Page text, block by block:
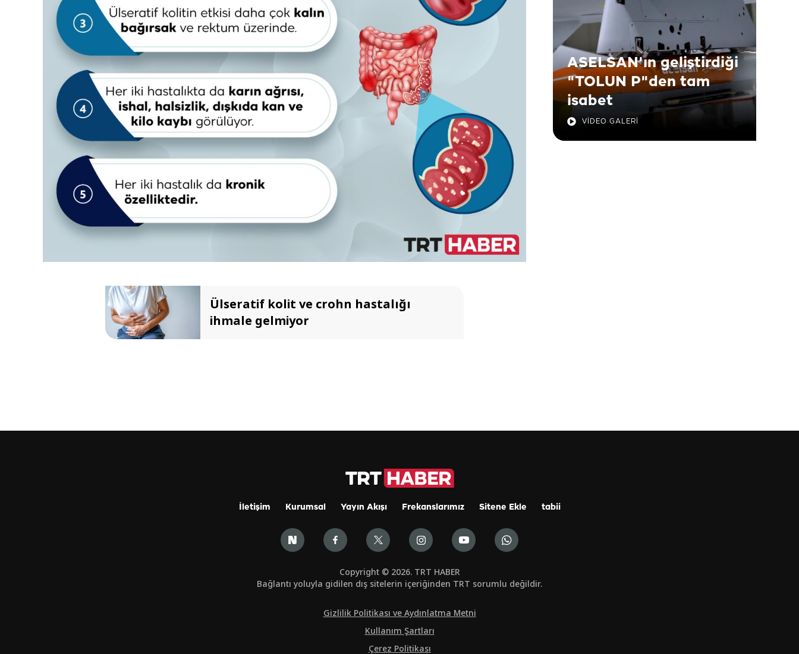
Ülseratif kolit ve crohn hastalığı
ihmale gelmiyor
ASELSAN'ın geliştirdiği
"TOLUN P"den tam
isabet
VİDEO GALERİ
İletişim Kurumsal Yayın Akışı Frekanslarımız Sitene Ekle tabii
Copyright © 2026. TRT HABER
Bağlantı yoluyla gidilen dış sitelerin içeriğinden TRT sorumlu değildir.
Gizlilik Politikası ve Aydınlatma Metni
Kullanım Şartları
Çerez Politikası